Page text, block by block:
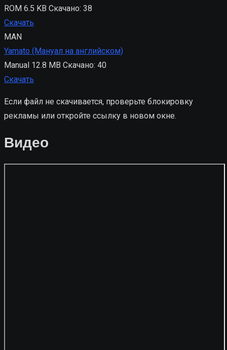
ROM 6.5 KB Скачано: 38
Скачать
MAN
Yamato (Мануал на английском)
Manual 12.8 MB Скачано: 40
Скачать
Если файл не скачивается, проверьте блокировку
рекламы или откройте ссылку в новом окне.
Видео